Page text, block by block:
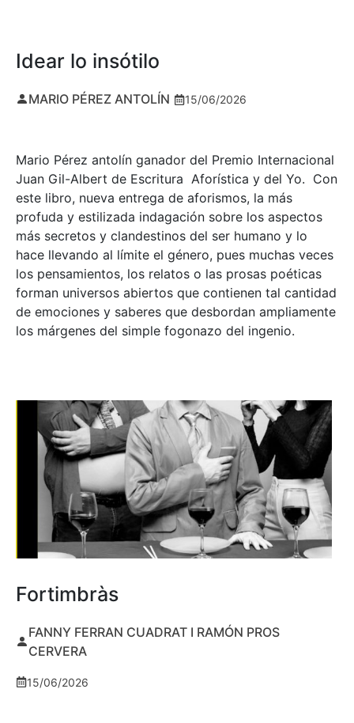
Idear lo insótilo
MARIO PÉREZ ANTOLÍN 15/06/2026
Mario Pérez antolín ganador del Premio Internacional
Juan Gil-Albert de Escritura Aforística y del Yo. Con
este libro, nueva entrega de aforismos, la más
profuda y estilizada indagación sobre los aspectos
más secretos y clandestinos del ser humano y lo
hace llevando al límite el género, pues muchas veces
los pensamientos, los relatos o las prosas poéticas
forman universos abiertos que contienen tal cantidad
de emociones y saberes que desbordan ampliamente
los márgenes del simple fogonazo del ingenio.
Fortimbràs
FANNY FERRAN CUADRAT I RAMÓN PROS
CERVERA
15/06/2026